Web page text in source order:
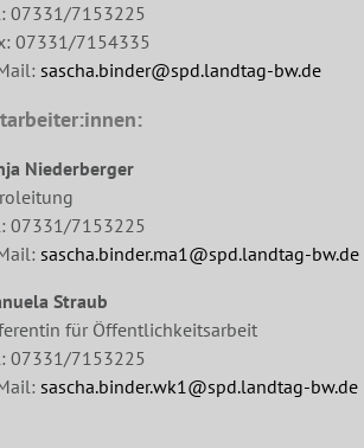
07331/7153225
07331/7154335
sascha.binder@spd.landtag-bw.de
Niederberger
07331/7153225
sascha.binder.ma1@spd.landtag-bw.de
Straub
für Öffentlichkeitsarbeit
07331/7153225
sascha.binder.wk1@spd.landtag-bw.de